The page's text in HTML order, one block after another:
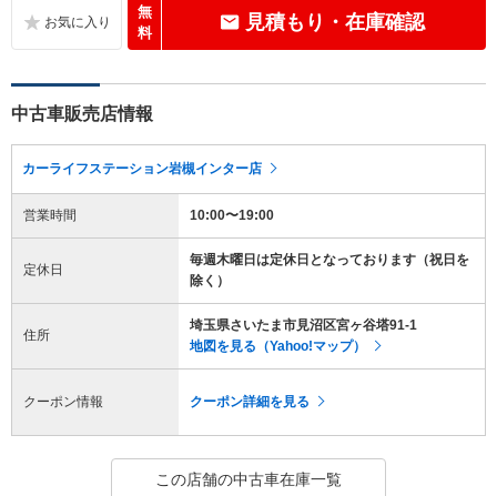
無
料
見積もり・在庫確認
中古車販売店情報
カーライフステーション岩槻インター店
営業時間 10:00〜19:00
定休日
毎週木曜日は定休日となっております（祝日を
除く）
住所
埼玉県さいたま市見沼区宮ヶ谷塔91-1
地図を見る（Yahoo!マップ）
クーポン情報 クーポン詳細を見る
この店舗の中古車在庫一覧